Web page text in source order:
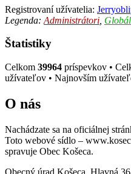
Registrovaní užívatelia:
Legenda: Administrátori
Štatistiky
Celkom 39964 príspevkov •
užívateľov • Najnovším
O nás
Nachádzate sa na oficiálnej
Toto webové sídlo –
spravuje Obec Košeca.
Obecný úrad Košeca, Hlavná